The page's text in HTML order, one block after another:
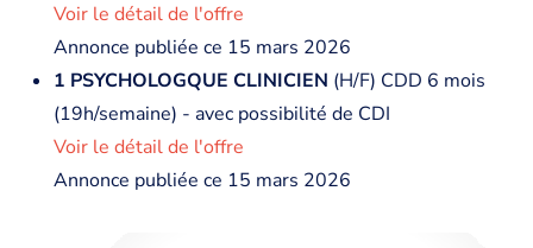
Voir le détail de l'offre
Annonce publiée ce 15 mars 2026
1 PSYCHOLOGQUE CLINICIEN (H/F) CDD 6 mois
(19h/semaine) - avec possibilité de CDI
Voir le détail de l'offre
Annonce publiée ce 15 mars 2026